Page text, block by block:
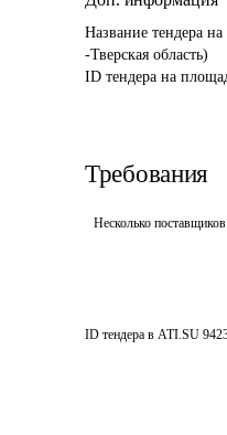
Название тендера
-Тверская область)
ID тендера на
Требования
Несколько поставщиков
ID тендера в ATI.SU